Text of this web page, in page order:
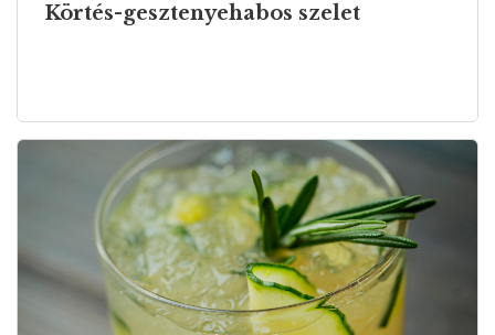
Körtés-gesztenyehabos szelet